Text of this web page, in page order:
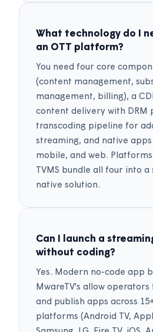
What technology do I
an OTT platform?
You need four core
(content management,
management, billing), a
content delivery with DRM
transcoding pipeline for
streaming, and native apps
mobile, and web. Platforms
TVMS bundle all four into a
native solution.
Can I launch a
without coding?
Yes. Modern no-code app
MwareTV's allow operators
and publish apps across
platforms (Android TV,